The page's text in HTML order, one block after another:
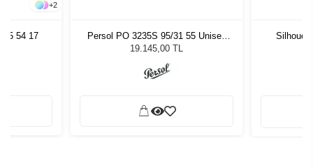
+2
54 17
Persol PO 3235S 95/31 55 Unisex
Güneş Gözlüğü
19.145,00 TL